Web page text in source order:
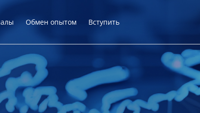
Обмен опытом Вступить